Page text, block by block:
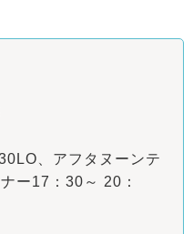
、アフタヌーンテ
ー17：30～ 20：